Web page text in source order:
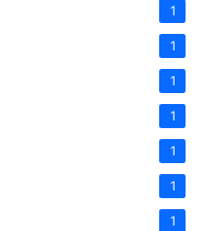
1
1
1
1
1
1
1